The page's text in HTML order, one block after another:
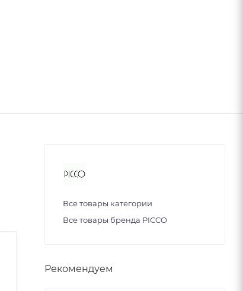
Все товары категории
Все товары бренда PICCO
Рекомендуем